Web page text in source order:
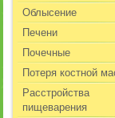
Облысение
Печени
Почечные
Потеря костной
Расстройства
пищеварения